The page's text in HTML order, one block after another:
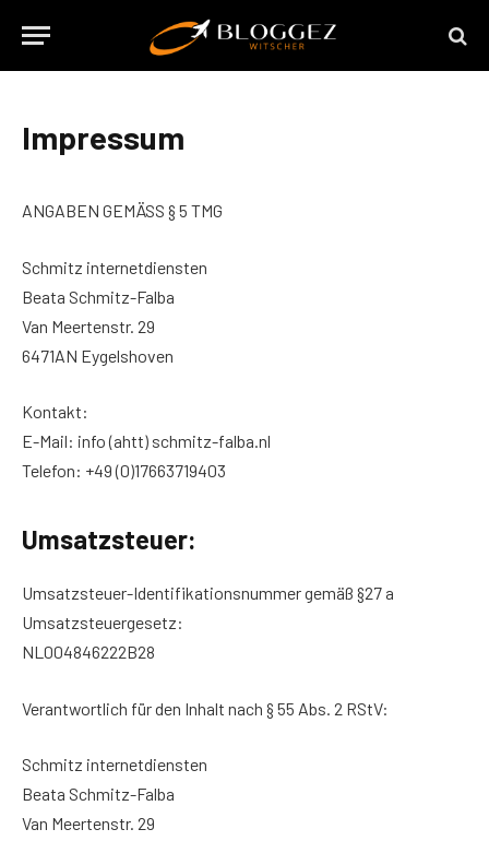
Impressum
ANGABEN GEMÄSS § 5 TMG
Schmitz internetdiensten
Beata Schmitz-Falba
Van Meertenstr. 29
6471AN Eygelshoven
Kontakt:
E-Mail: info (ahtt) schmitz-falba.nl
Telefon: +49 (0)17663719403
Umsatzsteuer:
Umsatzsteuer-Identifikationsnummer gemäß §27 a
Umsatzsteuergesetz:
NL004846222B28
Verantwortlich für den Inhalt nach § 55 Abs. 2 RStV:
Schmitz internetdiensten
Beata Schmitz-Falba
Van Meertenstr. 29